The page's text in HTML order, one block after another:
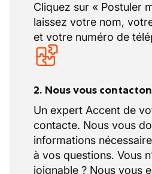
Cliquez sur « Postuler
laissez votre nom,
et votre numéro de
2. Nous vous
Un expert Accent de
contacte. Nous vous
informations
à vos questions. Vous
joignable ? Nous vous